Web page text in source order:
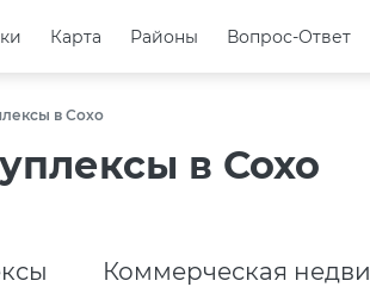
Карта Районы Вопрос-Ответ
Карта Районы Вопрос-Ответ
в Сохо
в Сохо
Коммерческая